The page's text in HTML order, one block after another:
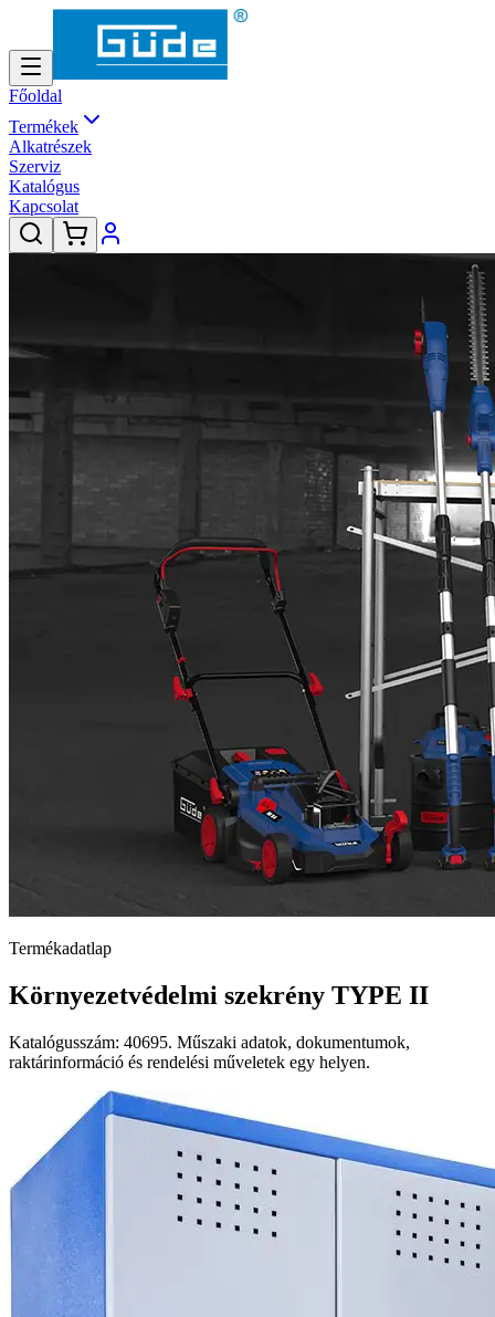
Főoldal
Termékek
Alkatrészek
Szerviz
Katalógus
Kapcsolat
Termékadatlap
Környezetvédelmi szekrény TYPE II
Katalógusszám: 40695. Műszaki adatok, dokumentumok,
raktárinformáció és rendelési műveletek egy helyen.